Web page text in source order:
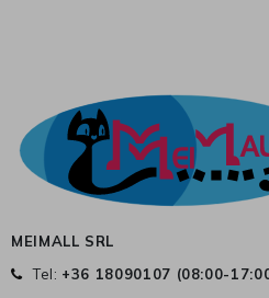
MEIMALL SRL
Tel: +36 18090107 (08:00-